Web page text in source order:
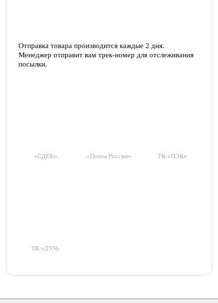
Отправка товара производится каждые 2 дня.
Менеджер отправит вам трек-номер для отслеживания
посылки.
«СДЕК» «Почта России» ТК «ПЭК»
ТК «ЛУЧ»